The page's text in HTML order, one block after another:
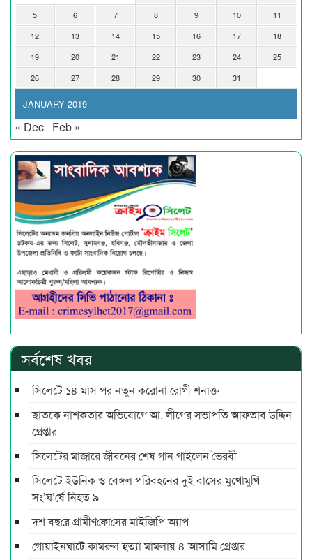
JANUARY 2019
5
6 7 8 9 10
11
12
13 14 15 16 17
18
19
20 21 22 23 24
25
26
27 28 29 30 31
« Dec Feb »
সর্বশেষ খবর
সিলেটে ১৪ মাস পর নতুন করোনা রোগী শনাক্ত
ছাতকে নাশকতার অভিযোগে আ. লীগের সভাপ‌তি আফতাব উদ্দিন
গ্রেপ্তার
সিলেটের মাজারে জীবনের শেষ গান গাইলেন ভৈরবী
সিলেটে ইউনিক ও বেঙ্গল পরিবহনের দুই বাসের মুখোমুখি
সং’ঘ’র্ষে নিহত ৯
দশ বছ‌রে গ্রামীণ‌ফো‌সের মাইজিপি অ্যাপ
গোয়াইনঘাটে কামরুল হত্যা মামলায় ৪ আসামি গ্রেপ্তার